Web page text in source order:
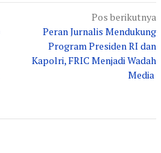
Pos berikutnya
Peran Jurnalis Mendukung
Program Presiden RI dan
Kapolri, FRIC Menjadi Wadah
Media